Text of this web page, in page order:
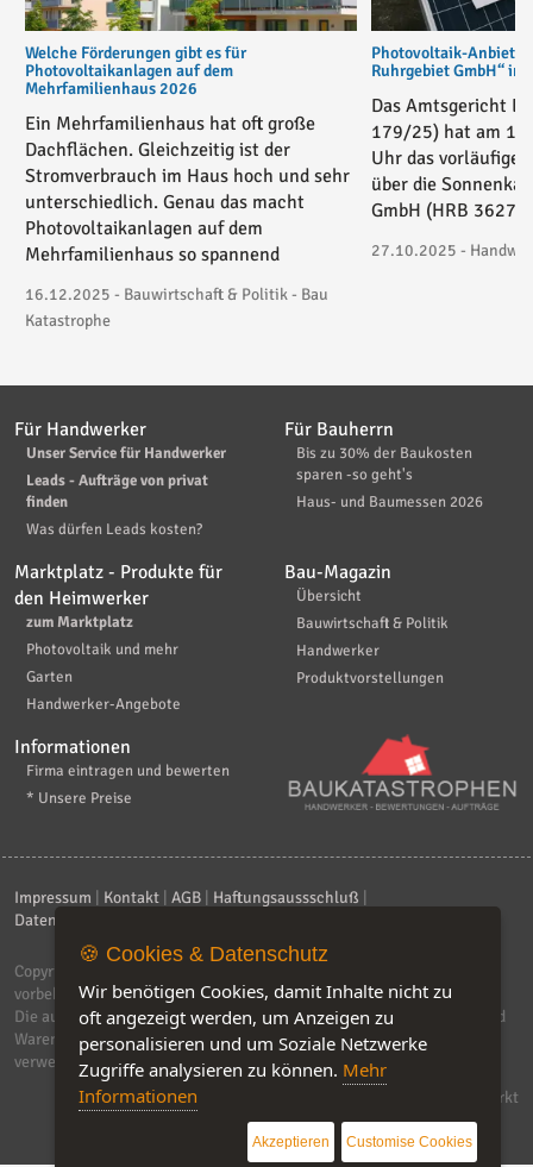
Welche Förderungen gibt es für
Photovoltaikanlagen auf dem
Mehrfamilienhaus 2026
Ein Mehrfamilienhaus hat oft große
Dachflächen. Gleichzeitig ist der
Stromverbrauch im Haus hoch und sehr
unterschiedlich. Genau das macht
Photovoltaikanlagen auf dem
Mehrfamilienhaus so spannend
16.12.2025 - Bauwirtschaft & Politik - Bau
Katastrophe
Photovoltaik-Anbieter
Ruhrgebiet GmbH“ in
Das Amtsgericht
179/25) hat am
Uhr das vorläufige
über die
GmbH (HRB
27.10.2025 -
Für Handwerker
Unser Service für Handwerker
Leads - Aufträge von privat
finden
Was dürfen Leads kosten?
Für Bauherrn
Bis zu 30% der Baukosten
sparen -so geht's
Haus- und Baumessen 2026
Marktplatz - Produkte für
den Heimwerker
zum Marktplatz
Photovoltaik und mehr
Garten
Handwerker-Angebote
Bau-Magazin
Übersicht
Bauwirtschaft & Politik
Handwerker
Produktvorstellungen
Informationen
Firma eintragen und bewerten
* Unsere Preise
Impressum Kontakt AGB Haftungsaussschluß
Datenschutzerklärung
Copyright © 2026
vorbehalten.
Die auf dieser Seite verwendeten Produktbezeichnungen, Namen und
Warenzeichen sind Eigentum der jeweiligen Firmen. Unser Portal
verwendet Affiliat-Links, für dir wir Geld erhalten.
Software by IQ-Markt
🍪 Cookies & Datenschutz
Wir benötigen Cookies, damit Inhalte nicht zu
oft angezeigt werden, um Anzeigen zu
personalisieren und um Soziale Netzwerke
Zugriffe analysieren zu können. Mehr
Informationen
Akzeptieren Customise Cookies